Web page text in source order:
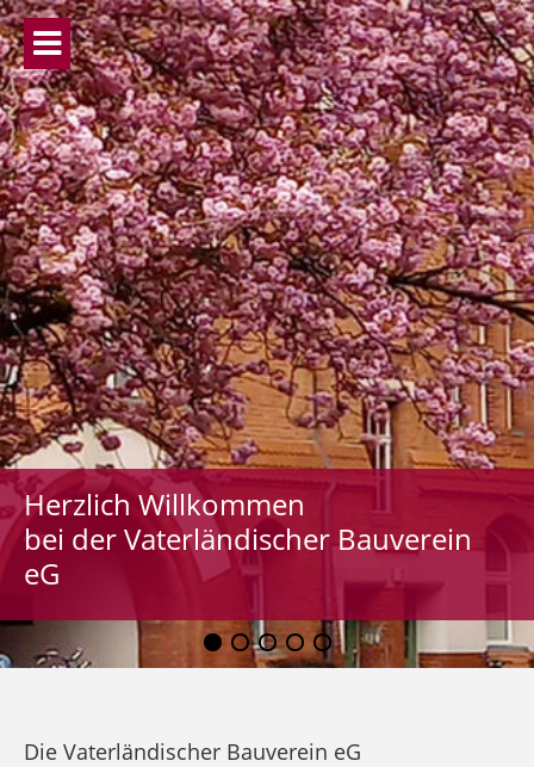
Herzlich Willkommen
bei der Vaterländischer Bauverein
eG
Die Vaterländischer Bauverein eG